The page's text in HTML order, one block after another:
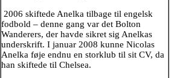
2006 skiftede Anelka tilbage til engelsk
fodbold – denne gang var det Bolton
Wanderers, der havde sikret sig Anelkas
underskrift. I januar 2008 kunne Nicolas
Anelka føje endnu en storklub til sit CV, da
han skiftede til Chelsea.